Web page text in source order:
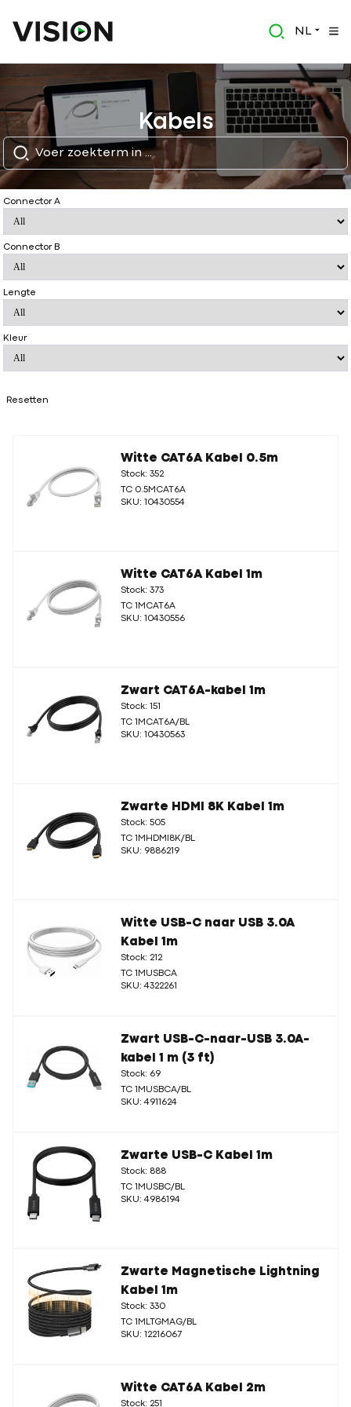
NL
Kabels
Connector A
Connector B
Lengte
Kleur
Resetten
Witte CAT6A Kabel 0.5m
Stock: 352
TC 0.5MCAT6A
SKU: 10430554
Witte CAT6A Kabel 1m
Stock: 373
TC 1MCAT6A
SKU: 10430556
Zwart CAT6A-kabel 1m
Stock: 151
TC 1MCAT6A/BL
SKU: 10430563
Zwarte HDMI 8K Kabel 1m
Stock: 505
TC 1MHDMI8K/BL
SKU: 9886219
Witte USB-C naar USB 3.0A
Kabel 1m
Stock: 212
TC 1MUSBCA
SKU: 4322261
Zwart USB-C-naar-USB 3.0A-
kabel 1 m (3 ft)
Stock: 69
TC 1MUSBCA/BL
SKU: 4911624
Zwarte USB-C Kabel 1m
Stock: 888
TC 1MUSBC/BL
SKU: 4986194
Zwarte Magnetische Lightning
Kabel 1m
Stock: 330
TC 1MLTGMAG/BL
SKU: 12216067
Witte CAT6A Kabel 2m
Stock: 251